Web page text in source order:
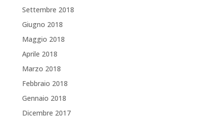
Settembre 2018
Giugno 2018
Maggio 2018
Aprile 2018
Marzo 2018
Febbraio 2018
Gennaio 2018
Dicembre 2017